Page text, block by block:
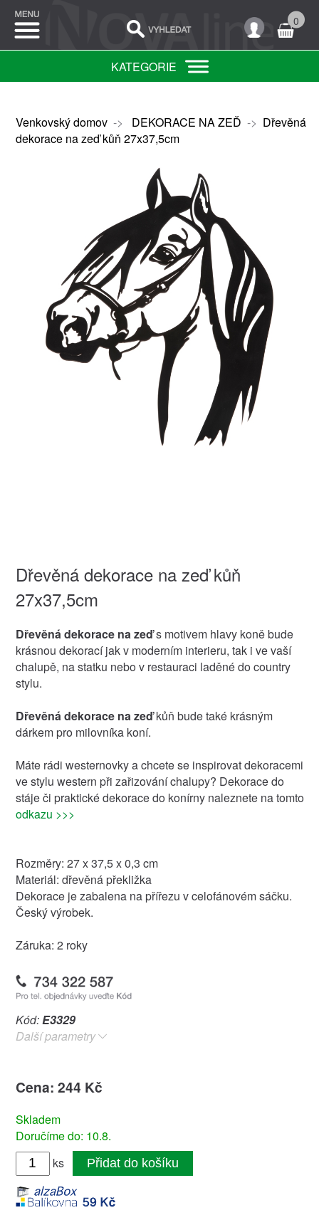
0
KATEGORIE
Venkovský domov-> DEKORACE NA ZEĎ -> Dřevěná
dekorace na zeď kůň 27x37,5cm
Dřevěná dekorace na zeď kůň
27x37,5cm
Dřevěná dekorace na zeďs motivem hlavy koně bude
krásnou dekorací jak v moderním interieru, tak i ve vaší
chalupě, na statku nebo v restauraci laděné do country
stylu.
Dřevěná dekorace na zeďkůň bude také krásným
dárkem pro milovníka koní.
Máte rádi westernovky a chcete se inspirovat dekoracemi
ve stylu western při zařizování chalupy? Dekorace do
stáje či praktické dekorace do konírny naleznete na tomto
odkazu >>>
Rozměry: 27 x 37,5 x 0,3 cm
Materiál: dřevěná překližka
Dekorace je zabalena na přířezu v celofánovém sáčku.
Český výrobek.
Záruka: 2 roky
Kód:E3329
Další parametry
Cena: 244 Kč
Skladem
Doručíme do: 10.8.
ks
Přidat do košíku